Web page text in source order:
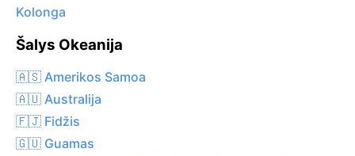
Kolonga
Šalys Okeanija
🇦🇸 Amerikos Samoa
🇦🇺 Australija
🇫🇯 Fidžis
🇬🇺 Guamas